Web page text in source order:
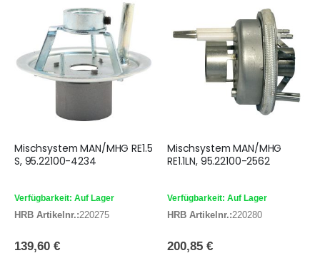
Mischsystem MAN/MHG RE1.5
S, 95.22100-4234
Verfügbarkeit: Auf Lager
HRB Artikelnr.:220275
139,60 €
Mischsystem MAN/MHG
RE1.1LN, 95.22100-2562
Verfügbarkeit: Auf Lager
HRB Artikelnr.:220280
200,85 €